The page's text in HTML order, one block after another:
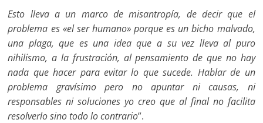
Esto lleva a un marco de misantropía, de decir que el
problema es «el ser humano» porque es un bicho malvado,
una plaga, que es una idea que a su vez lleva al puro
nihilismo, a la frustración, al pensamiento de que no hay
nada que hacer para evitar lo que sucede. Hablar de un
problema gravísimo pero no apuntar ni causas, ni
responsables ni soluciones yo creo que al final no facilita
resolverlo sino todo lo contrario”.